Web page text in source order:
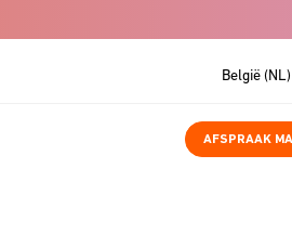
AFSPRAAK